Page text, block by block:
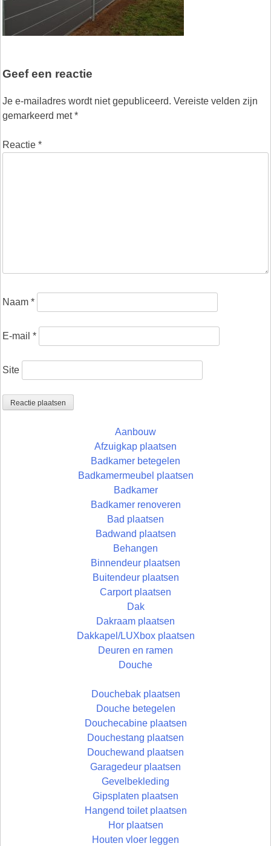
Geef een reactie
Je e-mailadres wordt niet gepubliceerd. Vereiste velden zijn
gemarkeerd met*
Reactie *
Naam *
E-mail *
Site
Aanbouw
Afzuigkap plaatsen
Badkamer betegelen
Badkamermeubel plaatsen
Badkamer
Badkamer renoveren
Bad plaatsen
Badwand plaatsen
Behangen
Binnendeur plaatsen
Buitendeur plaatsen
Carport plaatsen
Dak
Dakraam plaatsen
Dakkapel/LUXbox plaatsen
Deuren en ramen
Douche
Douchebak plaatsen
Douche betegelen
Douchecabine plaatsen
Douchestang plaatsen
Douchewand plaatsen
Garagedeur plaatsen
Gevelbekleding
Gipsplaten plaatsen
Hangend toilet plaatsen
Hor plaatsen
Houten vloer leggen